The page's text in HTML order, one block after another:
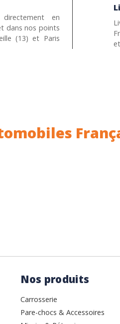
en
dans nos points
(13) et Paris
Nos produits
Carrosserie
Pare-chocs & Accessoires